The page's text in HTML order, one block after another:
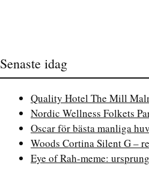
Senaste idag
Quality Hotel The Mill
Nordic Wellness Folkets
Oscar för bästa manliga
Woods Cortina Silent G –
Eye of Rah-meme: